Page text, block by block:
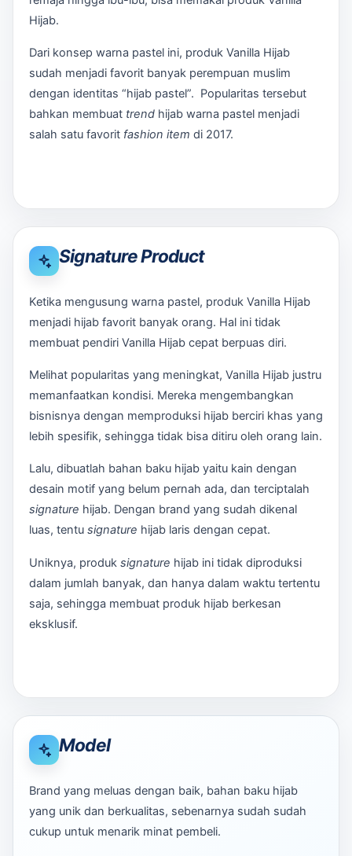
Hijab.
Dari konsep warna pastel ini, produk Vanilla Hijab
sudah menjadi favorit banyak perempuan muslim
dengan identitas “hijab pastel”. Popularitas tersebut
bahkan membuat trend hijab warna pastel menjadi
salah satu favorit fashion item di 2017.
Signature Product
Ketika mengusung warna pastel, produk Vanilla Hijab
menjadi hijab favorit banyak orang. Hal ini tidak
membuat pendiri Vanilla Hijab cepat berpuas diri.
Melihat popularitas yang meningkat, Vanilla Hijab justru
memanfaatkan kondisi. Mereka mengembangkan
bisnisnya dengan memproduksi hijab berciri khas yang
lebih spesifik, sehingga tidak bisa ditiru oleh orang lain.
Lalu, dibuatlah bahan baku hijab yaitu kain dengan
desain motif yang belum pernah ada, dan terciptalah
signature hijab. Dengan brand yang sudah dikenal
luas, tentu signature hijab laris dengan cepat.
Uniknya, produk signature hijab ini tidak diproduksi
dalam jumlah banyak, dan hanya dalam waktu tertentu
saja, sehingga membuat produk hijab berkesan
eksklusif.
Model
Brand yang meluas dengan baik, bahan baku hijab
yang unik dan berkualitas, sebenarnya sudah sudah
cukup untuk menarik minat pembeli.